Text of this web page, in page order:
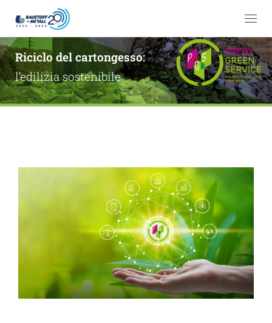
Passa al contenuto
Riciclo del cartongesso:
l’edilizia sostenibile